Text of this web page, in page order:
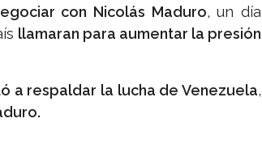
con Nicolás Maduro, un día
llamaran para aumentar la presión
a respaldar la lucha de Venezuela,